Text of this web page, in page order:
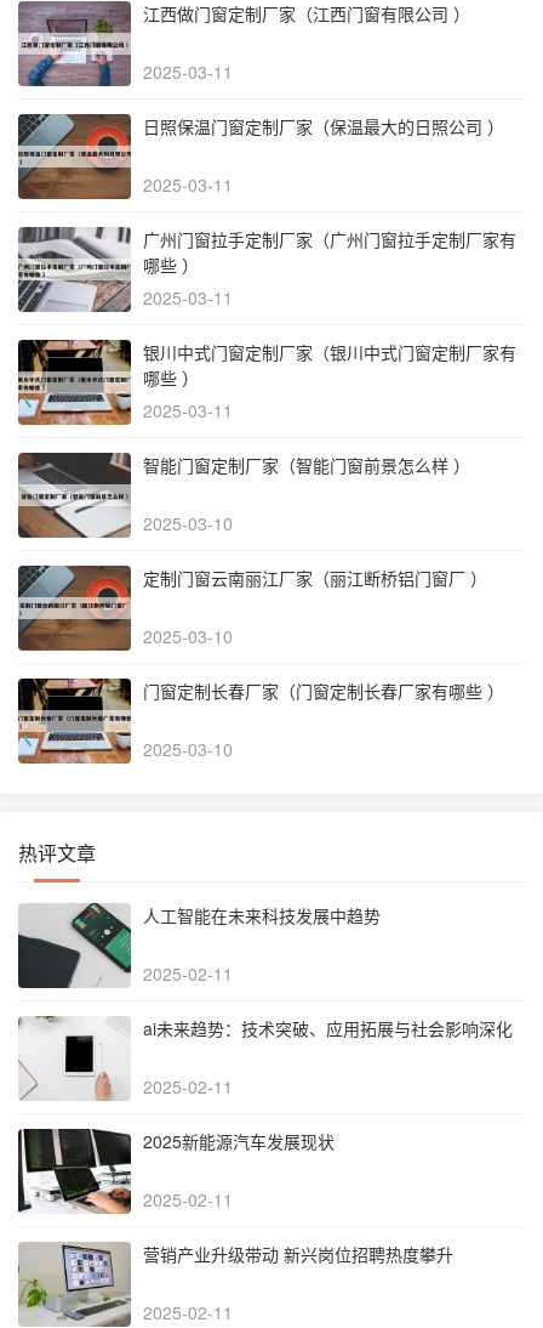
江西做门窗定制厂家（江西门窗有限公司 ）
2025-03-11
日照保温门窗定制厂家（保温最大的日照公司 ）
2025-03-11
广州门窗拉手定制厂家（广州门窗拉手定制厂家有
哪些 ）
2025-03-11
银川中式门窗定制厂家（银川中式门窗定制厂家有
哪些 ）
2025-03-11
智能门窗定制厂家（智能门窗前景怎么样 ）
2025-03-10
定制门窗云南丽江厂家（丽江断桥铝门窗厂 ）
2025-03-10
门窗定制长春厂家（门窗定制长春厂家有哪些 ）
2025-03-10
热评文章
人工智能在未来科技发展中趋势
2025-02-11
‌ai未来趋势：技术突破、应用拓展与社会影响深化‌
2025-02-11
2025新能源汽车发展现状
2025-02-11
营销产业升级带动 新兴岗位招聘热度攀升
2025-02-11